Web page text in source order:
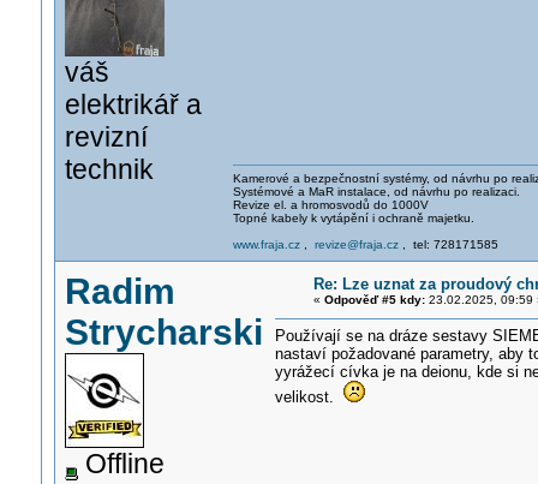
váš
elektrikář a
revizní
technik
Kamerové a bezpečnostní systémy, od návrhu po
Systémové a MaR instalace, od návrhu po realizaci.
Revize el. a hromosvodů do 1000V
Topné kabely k vytápění i ochraně majetku.
www.fraja.cz, revize@fraja.cz, tel: 728171585
Radim
Strycharski
Offline
Re: Lze uznat za proudový
« Odpověď #5 kdy:23.02.2025, 09:59
Používají se na dráze sestavy
nastaví požadované parametry, aby
yyrážecí cívka je na deionu, kde si
velikost.